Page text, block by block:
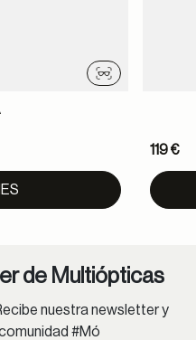
Probador
119 €
de Multiópticas
nuestra newsletter y
#Mó